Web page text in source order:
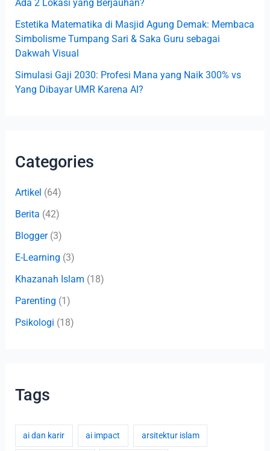
Ada 2 Lokasi yang Berjauhan?
Estetika Matematika di Masjid Agung Demak: Membaca
Simbolisme Tumpang Sari & Saka Guru sebagai
Dakwah Visual
Simulasi Gaji 2030: Profesi Mana yang Naik 300% vs
Yang Dibayar UMR Karena AI?
Categories
Artikel (64)
Berita (42)
Blogger(3)
E-Learning (3)
Khazanah Islam (18)
Parenting (1)
Psikologi (18)
Tags
ai dan karir ai impact arsitektur islam